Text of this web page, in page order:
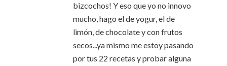
bizcochos! Y eso que yo no innovo
mucho, hago el de yogur, el de
limón, de chocolate y con frutos
secos...ya mismo me estoy pasando
por tus 22 recetas y probar alguna